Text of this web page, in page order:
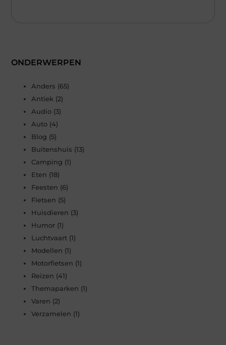
ONDERWERPEN
Anders (65)
Antiek (2)
Audio (3)
Auto (4)
Blog (5)
Buitenshuis (13)
Camping (1)
Eten (18)
Feesten (6)
Fietsen (5)
Huisdieren (3)
Humor (1)
Luchtvaart (1)
Modellen (1)
Motorfietsen (1)
Reizen (41)
Themaparken (1)
Varen (2)
Verzamelen (1)